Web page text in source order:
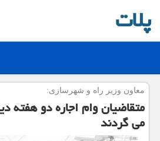
پلات
معاون وزیر راه و شهرسازی:
متقاضیان وام اجاره دو هفته
می گردند